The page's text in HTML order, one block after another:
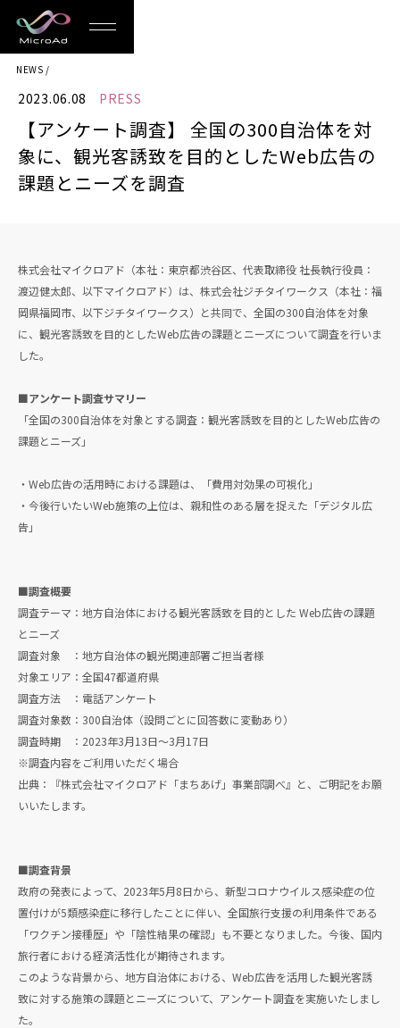
MicroAd
-
Redesigning
the
Future
NEWS
2023.06.08 PRESS
【アンケート調査】 全国の300自治体を対
象に、観光客誘致を目的としたWeb広告の
課題とニーズを調査
株式会社マイクロアド（本社：東京都渋谷区、代表取締役 社長執行役員：
渡辺健太郎、以下マイクロアド）は、株式会社ジチタイワークス（本社：福
岡県福岡市、以下ジチタイワークス）と共同で、全国の300自治体を対象
に、観光客誘致を目的としたWeb広告の課題とニーズについて調査を行いま
した。
■アンケート調査サマリー
「全国の300自治体を対象とする調査：観光客誘致を目的としたWeb広告の
課題とニーズ」
・Web広告の活用時における課題は、「費用対効果の可視化」
・今後行いたいWeb施策の上位は、親和性のある層を捉えた「デジタル広
告」
■調査概要
調査テーマ：地方自治体における観光客誘致を目的とした Web広告の課題
とニーズ
調査対象 ：地方自治体の観光関連部署ご担当者様
対象エリア：全国47都道府県
調査方法 ：電話アンケート
調査対象数：300自治体（設問ごとに回答数に変動あり）
調査時期 ：2023年3月13日〜3月17日
※調査内容をご利用いただく場合
出典：『株式会社マイクロアド「まちあげ」事業部調べ』と、ご明記をお願
いいたします。
■調査背景
政府の発表によって、2023年5月8日から、新型コロナウイルス感染症の位
置付けが5類感染症に移行したことに伴い、全国旅行支援の利用条件である
「ワクチン接種歴」や「陰性結果の確認」も不要となりました。今後、国内
旅行者における経済活性化が期待されます。
このような背景から、地方自治体における、Web広告を活用した観光客誘
致に対する施策の課題とニーズについて、アンケート調査を実施いたしまし
た。